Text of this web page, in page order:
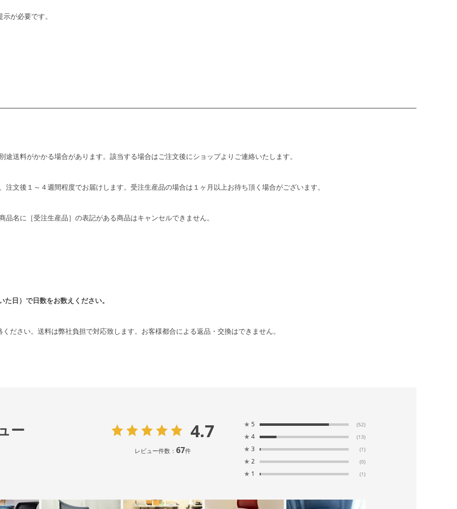
が必要です。
送料がかかる場合があります。該当する場合はご注文後にショップよりご連絡いたします。
文後１～４週間程度でお届けします。受注生産品の場合は１ヶ月以上お待ち頂く場合がございます。
名に［受注生産品］の表記がある商品はキャンセルできません。
日）で日数をお数えください。
ださい。送料は弊社負担で対応致します。お客様都合による返品・交換はできません。
ー 4.7
レビュー件数： 67件
★ 5 (52)
★ 4 (13)
★ 3 (1)
★ 2 (0)
★ 1 (1)